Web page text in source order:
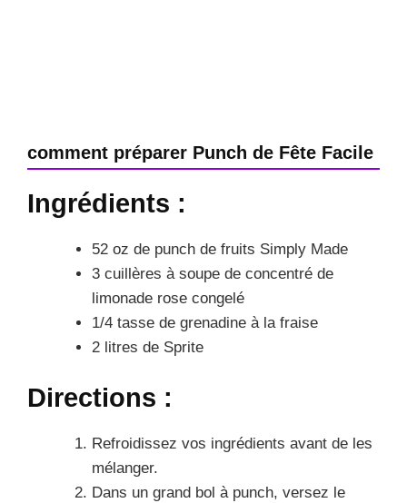
comment préparer Punch de Fête Facile
Ingrédients :
52 oz de punch de fruits Simply Made
3 cuillères à soupe de concentré de
limonade rose congelé
1/4 tasse de grenadine à la fraise
2 litres de Sprite
Directions :
Refroidissez vos ingrédients avant de les
mélanger.
Dans un grand bol à punch, versez le